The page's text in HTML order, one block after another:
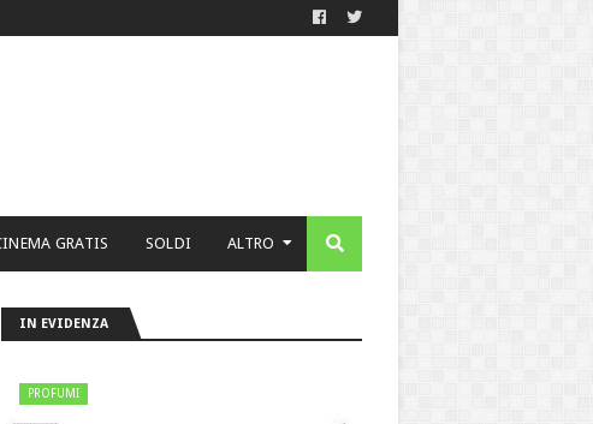
GRATIS SOLDI ALTRO
IN EVIDENZA
PROFUMI